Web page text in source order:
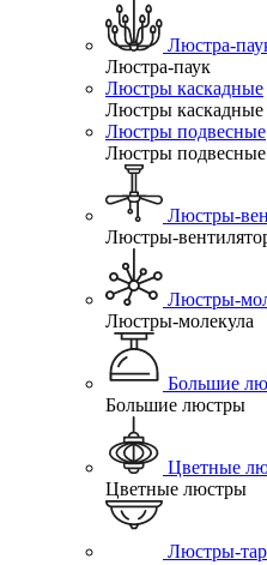
Люстра-
Люстра-паук
Люстры каскадные
Люстры каскадные
Люстры подвесные
Люстры подвесные
Люстры-
Люстры-
Люстры-
Люстры-молекула
Большие
Большие люстры
Цветные
Цветные люстры
Люстры-